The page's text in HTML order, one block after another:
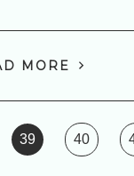
MORE
39 40